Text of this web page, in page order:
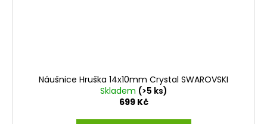
Náušnice Hruška 14x10mm Crystal SWAROVSKI
Skladem (>5 ks)
699 Kč